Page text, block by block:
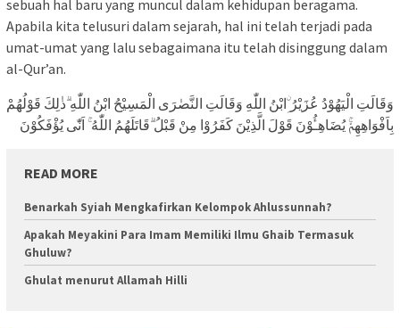
sebuah hal baru yang muncul dalam kehidupan beragama.
Apabila kita telusuri dalam sejarah, hal ini telah terjadi pada
umat-umat yang lalu sebagaimana itu telah disinggung dalam
al-Qur’an.
وَقَالَتِ الْيَهُوْدُ عُزَيْرُ ِۨابْنُ اللّٰهِ وَقَالَتِ النَّصٰرَى الْمَسِيْحُ ابْنُ اللّٰهِ ۗذٰلِكَ قَوْلُهُمْ
بِاَفْوَاهِهِمْۚ يُضَاهِـُٔوْنَ قَوْلَ الَّذِيْنَ كَفَرُوْا مِنْ قَبْلُ ۗقَاتَلَهُمُ اللّٰهُ ۚ اَنّٰى يُؤْفَكُوْنَ
READ MORE
Benarkah Syiah Mengkafirkan Kelompok Ahlussunnah?
Apakah Meyakini Para Imam Memiliki Ilmu Ghaib Termasuk
Ghuluw?
Ghulat menurut Allamah Hilli